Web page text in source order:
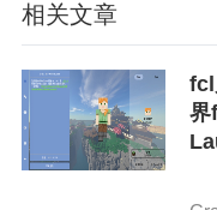
边城刀声.txt
边城浪子.txt
蝙蝠传奇.txt
相关文章
fcl
界